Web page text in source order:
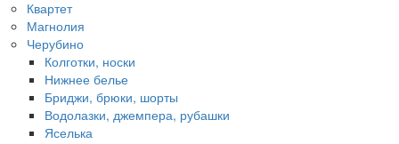
Квартет
Магнолия
Черубино
Колготки, носки
Нижнее белье
Бриджи, брюки, шорты
Водолазки, джемпера, рубашки
Яселька